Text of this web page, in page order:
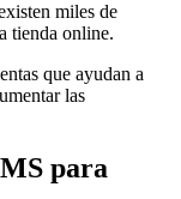
miles de
tienda online.
que ayudan a
las
para